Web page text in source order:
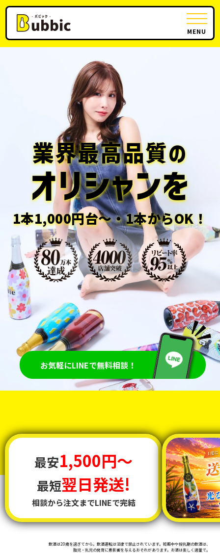
MENU
業界最高品質の
オリシャンを
1本1,000円台〜・1本からOK！
お気軽にLINEで無料相談！
最安1,500円〜
最短翌日発送!
相談から注文までLINEで完結
飲酒は20歳を過ぎてから。飲酒運転は法律で禁止されています。妊娠中や授乳期の飲酒は、
胎児・乳児の発育に悪影響を与えるおそれがあります。お酒は楽しく適量で。